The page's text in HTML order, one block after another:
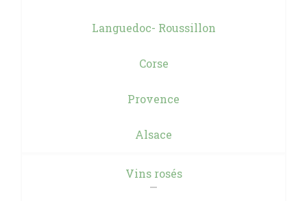
Languedoc- Roussillon
Corse
Provence
Alsace
Vins rosés